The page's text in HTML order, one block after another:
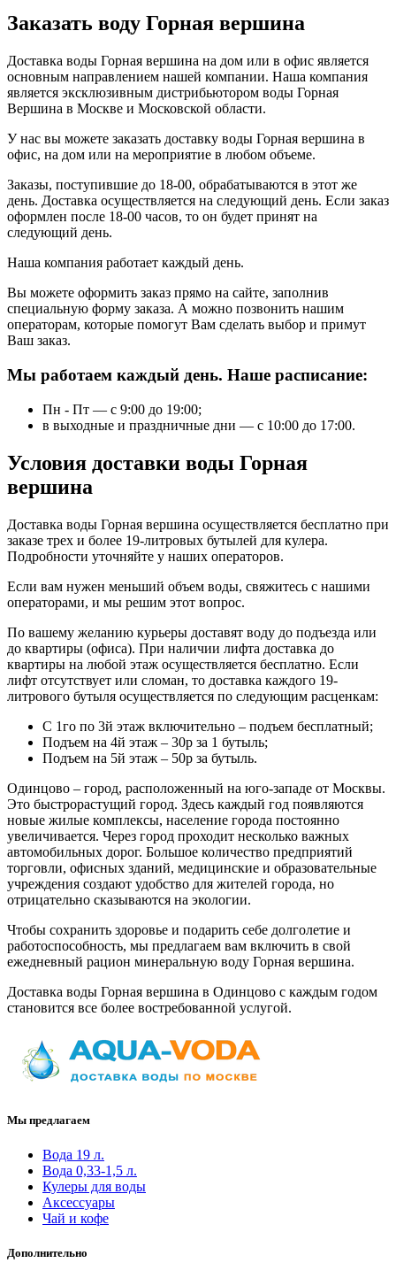
Заказать воду Горная вершина
Доставка воды Горная вершина на дом или в офис является
основным направлением нашей компании. Наша компания
является эксклюзивным дистрибьютором воды Горная
Вершина в Москве и Московской области.
У нас вы можете заказать доставку воды Горная вершина в
офис, на дом или на мероприятие в любом объеме.
Заказы, поступившие до 18-00, обрабатываются в этот же
день. Доставка осуществляется на следующий день. Если заказ
оформлен после 18-00 часов, то он будет принят на
следующий день.
Наша компания работает каждый день.
Вы можете оформить заказ прямо на сайте, заполнив
специальную форму заказа. А можно позвонить нашим
операторам, которые помогут Вам сделать выбор и примут
Ваш заказ.
Мы работаем каждый день. Наше расписание:
Пн - Пт — с 9:00 до 19:00;
в выходные и праздничные дни — с 10:00 до 17:00.
Условия доставки воды Горная
вершина
Доставка воды Горная вершина осуществляется бесплатно при
заказе трех и более 19-литровых бутылей для кулера.
Подробности уточняйте у наших операторов.
Если вам нужен меньший объем воды, свяжитесь с нашими
операторами, и мы решим этот вопрос.
По вашему желанию курьеры доставят воду до подъезда или
до квартиры (офиса). При наличии лифта доставка до
квартиры на любой этаж осуществляется бесплатно. Если
лифт отсутствует или сломан, то доставка каждого 19-
литрового бутыля осуществляется по следующим расценкам:
С 1го по 3й этаж включительно – подъем бесплатный;
Подъем на 4й этаж – 30р за 1 бутыль;
Подъем на 5й этаж – 50р за бутыль.
Одинцово – город, расположенный на юго-западе от Москвы.
Это быстрорастущий город. Здесь каждый год появляются
новые жилые комплексы, население города постоянно
увеличивается. Через город проходит несколько важных
автомобильных дорог. Большое количество предприятий
торговли, офисных зданий, медицинские и образовательные
учреждения создают удобство для жителей города, но
отрицательно сказываются на экологии.
Чтобы сохранить здоровье и подарить себе долголетие и
работоспособность, мы предлагаем вам включить в свой
ежедневный рацион минеральную воду Горная вершина.
Доставка воды Горная вершина в Одинцово с каждым годом
становится все более востребованной услугой.
Мы предлагаем
Вода 19 л.
Вода 0,33-1,5 л.
Кулеры для воды
Аксессуары
Чай и кофе
Дополнительно